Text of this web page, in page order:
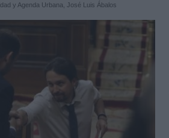
y Agenda Urbana, José Luis Ábalos